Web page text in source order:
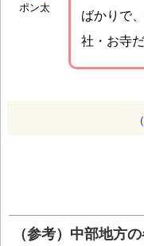
ポン太
ばかりで
社・お寺
（参考）中部地方